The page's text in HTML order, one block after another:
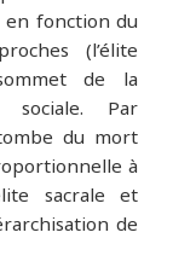
fonction du
(l’élite
de la
sociale. Par
du mort
à
sacrale et
de